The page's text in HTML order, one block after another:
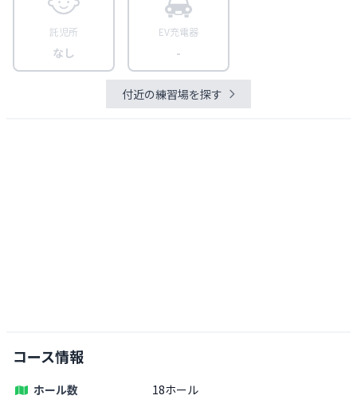
託児所
なし
EV充電器
-
付近の練習場を探す
コース情報
ホール数
18ホール